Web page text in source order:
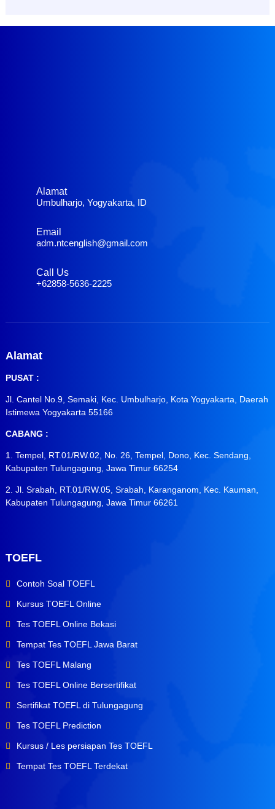
Alamat
Umbulharjo, Yogyakarta, ID
Email
adm.ntcenglish@gmail.com
Call Us
+62858-5636-2225
Alamat
PUSAT :
Jl. Cantel No.9, Semaki, Kec. Umbulharjo, Kota Yogyakarta, Daerah
Istimewa Yogyakarta 55166
CABANG :
1. Tempel, RT.01/RW.02, No. 26, Tempel, Dono, Kec. Sendang,
Kabupaten Tulungagung, Jawa Timur 66254
2. Jl. Srabah, RT.01/RW.05, Srabah, Karanganom, Kec. Kauman,
Kabupaten Tulungagung, Jawa Timur 66261
TOEFL
Contoh Soal TOEFL
Kursus TOEFL Online
Tes TOEFL Online Bekasi
Tempat Tes TOEFL Jawa Barat
Tes TOEFL Malang
Tes TOEFL Online Bersertifikat
Sertifikat TOEFL di Tulungagung
Tes TOEFL Prediction
Kursus / Les persiapan Tes TOEFL
Tempat Tes TOEFL Terdekat